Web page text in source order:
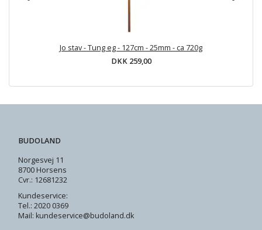
Jo stav - Tung eg - 127cm - 25mm - ca 720g
DKK 259,00
BUDOLAND
Norgesvej 11
8700 Horsens
Cvr.: 12681232
Kundeservice:
Tel.: 2020 0369
Mail: kundeservice@budoland.dk